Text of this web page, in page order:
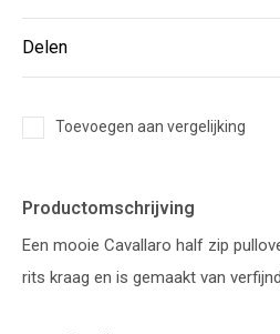
Delen
Toevoegen aan vergelijking
Productomschrijving
Een mooie Cavallaro half zip
rits kraag en is gemaakt van